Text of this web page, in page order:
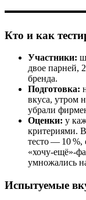
Кто и как
Участники:
двое парней,
бренда.
Подготовка:
вкуса, утром
убрали
Оценки: у
критериями.
тесто — 10 %,
умножались
Испытуемые